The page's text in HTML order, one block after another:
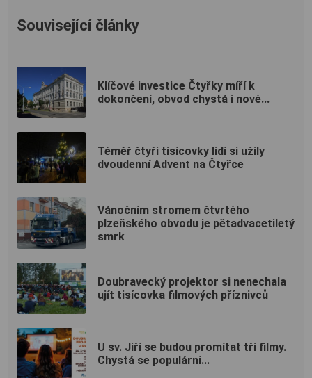
Související články
Klíčové investice Čtyřky míří k
dokončení, obvod chystá i nové...
Téměř čtyři tisícovky lidí si užily
dvoudenní Advent na Čtyřce
Vánočním stromem čtvrtého
plzeňského obvodu je pětadvacetiletý
smrk
Doubravecký projektor si nenechala
ujít tisícovka filmových příznivců
U sv. Jiří se budou promítat tři filmy.
Chystá se populární...